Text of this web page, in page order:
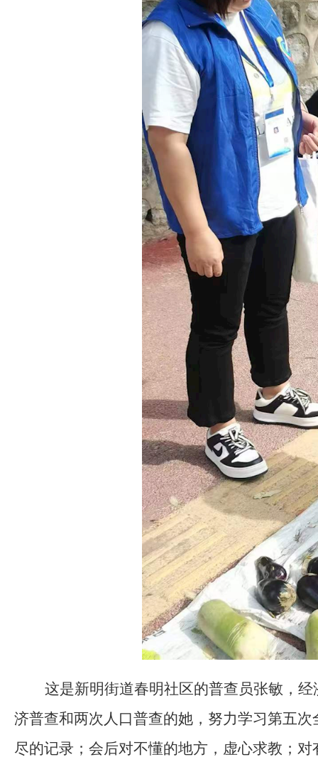
这是新明街道春明社区的普查员张敏 ，
济普查和两次人口普查的她，努力学习第五
尽的记录；会后对不懂的地方，虚心求教；